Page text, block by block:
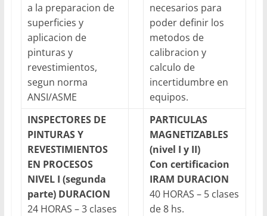
a la preparacion de
superficies y
aplicacion de
pinturas y
revestimientos,
segun norma
ANSI/ASME
necesarios para
poder definir los
metodos de
calibracion y
calculo de
incertidumbre en
equipos.
INSPECTORES DE
PINTURAS Y
REVESTIMIENTOS
EN PROCESOS
NIVEL I (segunda
parte) DURACION
24 HORAS – 3 clases
PARTICULAS
MAGNETIZABLES
(nivel I y II)
Con certificacion
IRAM DURACION
40 HORAS – 5 clases
de 8 hs.